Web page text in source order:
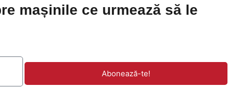
mașinile ce urmează să le
Abonează-te!